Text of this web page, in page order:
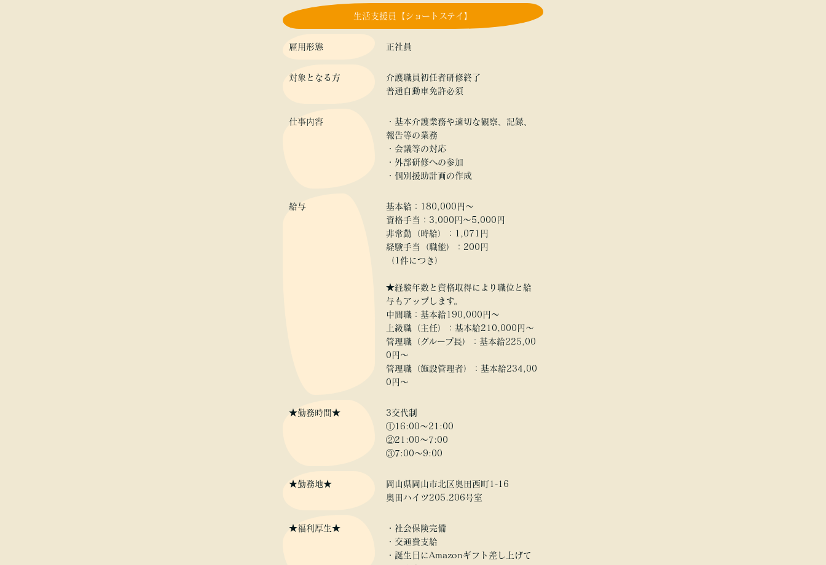
生活支援員【ショートステイ】
雇用形態 正社員
対象となる方
介護職員初任者研修終了
普通自動車免許必須
仕事内容
・基本介護業務や適切な観察、記録、
報告等の業務
・会議等の対応
・外部研修への参加
・個別援助計画の作成
給与
基本給：180,000円～
資格手当：3,000円～5,000円
非常勤（時給）：1,071円
経験手当（職能）：200円
（1件につき）
★経験年数と資格取得により職位と給
与もアップします。
中間職：基本給190,000円～
上級職（主任）：基本給210,000円～
管理職（グループ長）：基本給225,00
0円～
管理職（施設管理者）：基本給234,00
0円～
★勤務時間★
3交代制
①16:00〜21:00
②21:00〜7:00
③7:00〜9:00
★勤務地★
岡山県岡山市北区奥田西町1-16
奥田ハイツ205.206号室
★福利厚生★
・社会保険完備
・交通費支給
・誕生日にAmazonギフト差し上げて